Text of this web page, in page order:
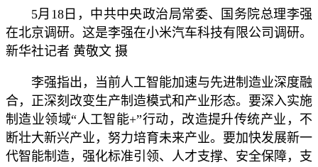
5月18日，中共中央政治局常委、国务院总理李强
在北京调研。这是李强在小米汽车科技有限公司调研。
新华社记者 黄敬文 摄
李强指出，当前人工智能加速与先进制造业深度融
合，正深刻改变生产制造模式和产业形态。要深入实施
制造业领域“人工智能+”行动，改造提升传统产业，不
断壮大新兴产业，努力培育未来产业。要加快发展新一
代智能制造，强化标准引领、人才支撑、安全保障，支